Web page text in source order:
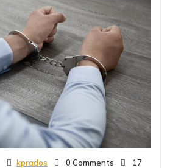
kprados 0 Comments
17